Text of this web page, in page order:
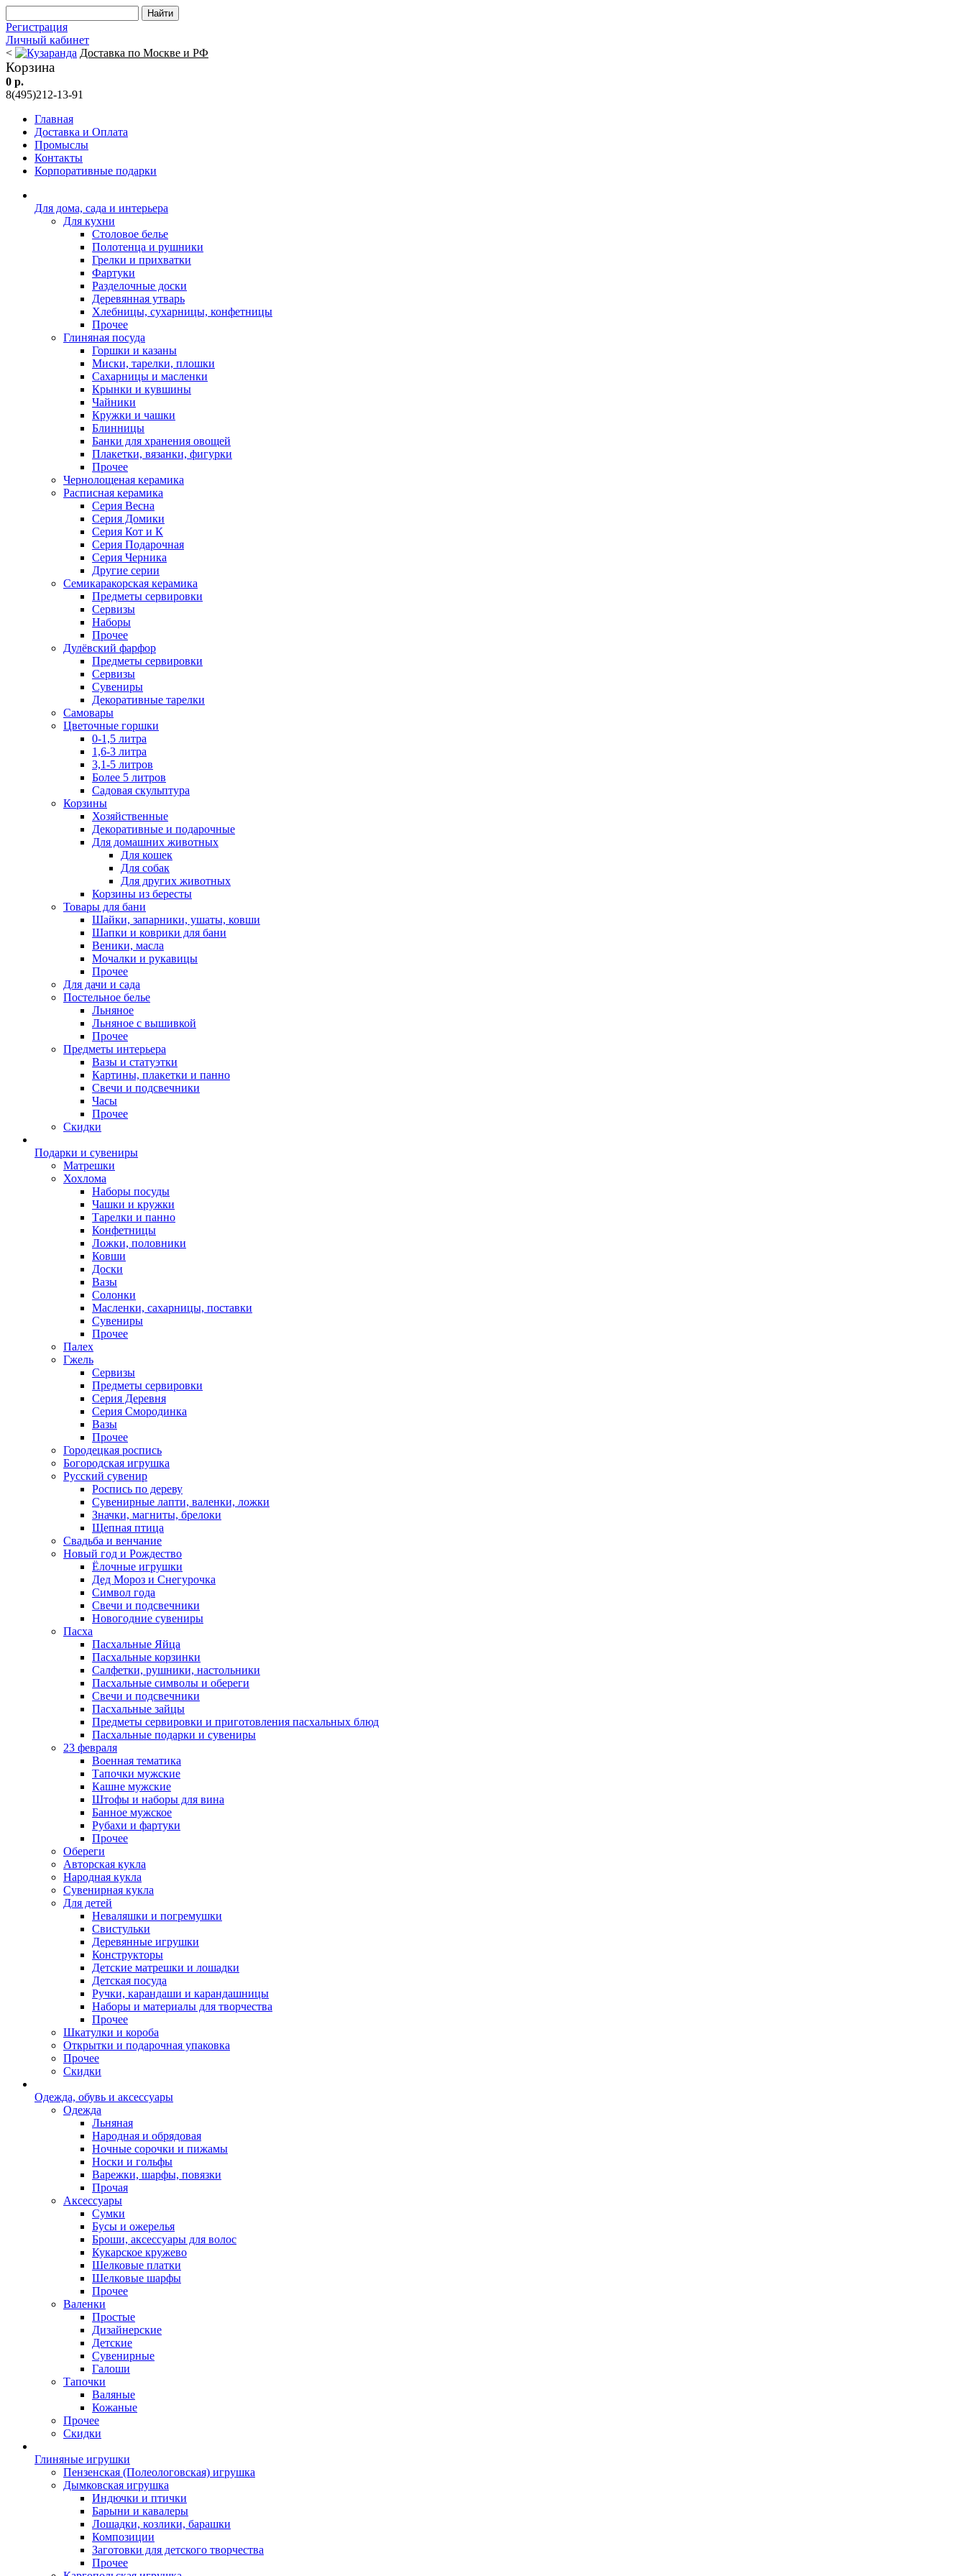
Регистрация
Личный кабинет
<
Доставка по Москве и РФ
Корзина
0 р.
8(495)212-13-91
Главная
Доставка и Оплата
Промыслы
Контакты
Корпоративные подарки
Для дома, сада и интерьера
Для кухни
Столовое белье
Полотенца и рушники
Грелки и прихватки
Фартуки
Разделочные доски
Деревянная утварь
Хлебницы, сухарницы, конфетницы
Прочее
Глиняная посуда
Горшки и казаны
Миски, тарелки, плошки
Сахарницы и масленки
Крынки и кувшины
Чайники
Кружки и чашки
Блинницы
Банки для хранения овощей
Плакетки, вязанки, фигурки
Прочее
Чернолощеная керамика
Расписная керамика
Серия Весна
Серия Домики
Серия Кот и К
Серия Подарочная
Серия Черника
Другие серии
Семикаракорская керамика
Предметы сервировки
Сервизы
Наборы
Прочее
Дулёвский фарфор
Предметы сервировки
Сервизы
Сувениры
Декоративные тарелки
Самовары
Цветочные горшки
0-1,5 литра
1,6-3 литра
3,1-5 литров
Более 5 литров
Садовая скульптура
Корзины
Хозяйственные
Декоративные и подарочные
Для домашних животных
Для кошек
Для собак
Для других животных
Корзины из бересты
Товары для бани
Шайки, запарники, ушаты, ковши
Шапки и коврики для бани
Веники, масла
Мочалки и рукавицы
Прочее
Для дачи и сада
Постельное белье
Льняное
Льняное с вышивкой
Прочее
Предметы интерьера
Вазы и статуэтки
Картины, плакетки и панно
Свечи и подсвечники
Часы
Прочее
Скидки
Подарки и сувениры
Матрешки
Хохлома
Наборы посуды
Чашки и кружки
Тарелки и панно
Конфетницы
Ложки, половники
Ковши
Доски
Вазы
Солонки
Масленки, сахарницы, поставки
Сувениры
Прочее
Палех
Гжель
Сервизы
Предметы сервировки
Серия Деревня
Серия Смородинка
Вазы
Прочее
Городецкая роспись
Богородская игрушка
Русский сувенир
Роспись по дереву
Сувенирные лапти, валенки, ложки
Значки, магниты, брелоки
Щепная птица
Свадьба и венчание
Новый год и Рождество
Ёлочные игрушки
Дед Мороз и Снегурочка
Символ года
Свечи и подсвечники
Новогодние сувениры
Пасха
Пасхальные Яйца
Пасхальные корзинки
Салфетки, рушники, настольники
Пасхальные символы и обереги
Свечи и подсвечники
Пасхальные зайцы
Предметы сервировки и приготовления пасхальных блюд
Пасхальные подарки и сувениры
23 февраля
Военная тематика
Тапочки мужские
Кашне мужские
Штофы и наборы для вина
Банное мужское
Рубахи и фартуки
Прочее
Обереги
Авторская кукла
Народная кукла
Сувенирная кукла
Для детей
Неваляшки и погремушки
Свистульки
Деревянные игрушки
Конструкторы
Детские матрешки и лошадки
Детская посуда
Ручки, карандаши и карандашницы
Наборы и материалы для творчества
Прочее
Шкатулки и короба
Открытки и подарочная упаковка
Прочее
Скидки
Одежда, обувь и аксессуары
Одежда
Льняная
Народная и обрядовая
Ночные сорочки и пижамы
Носки и гольфы
Варежки, шарфы, повязки
Прочая
Аксессуары
Сумки
Бусы и ожерелья
Броши, аксессуары для волос
Кукарское кружево
Шелковые платки
Шелковые шарфы
Прочее
Валенки
Простые
Дизайнерские
Детские
Сувенирные
Галоши
Тапочки
Валяные
Кожаные
Прочее
Скидки
Глиняные игрушки
Пензенская (Полеологовская) игрушка
Дымковская игрушка
Индючки и птички
Барыни и кавалеры
Лошадки, козлики, барашки
Композиции
Заготовки для детского творчества
Прочее